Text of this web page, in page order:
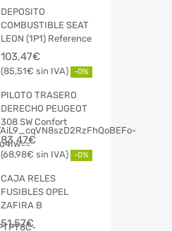
DEPOSITO
COMBUSTIBLE SEAT
LEON (1P1) Reference
103,47€
85,51€ -0%
PILOTO TRASERO
DERECHO PEUGEOT
308 SW Confort
83,47€
68,98€ -0%
CAJA RELES
FUSIBLES OPEL
ZAFIRA B
51,57€